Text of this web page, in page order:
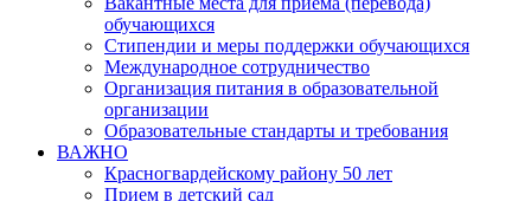
обучающихся
Стипендии и меры поддержки обучающихся
Международное сотрудничество
Организация питания в образовательной
организации
Образовательные стандарты и требования
ВАЖНО
Красногвардейскому району 50 лет
Прием в детский сад